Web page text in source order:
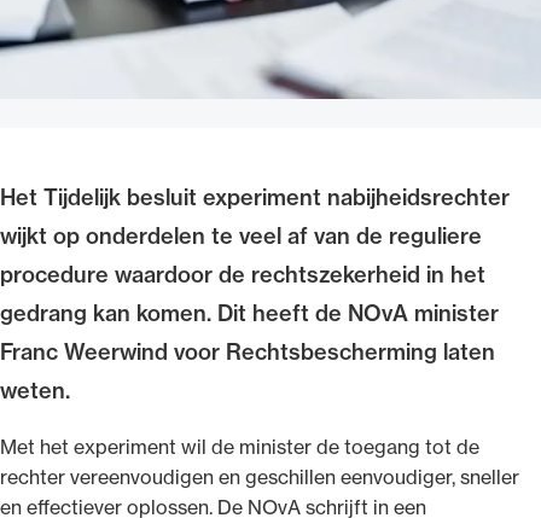
Het Tijdelijk besluit experiment nabijheidsrechter
wijkt op onderdelen te veel af van de reguliere
procedure waardoor de rechtszekerheid in het
gedrang kan komen. Dit heeft de NOvA minister
Franc Weerwind voor Rechtsbescherming laten
weten.
Met het experiment wil de minister de toegang tot de
rechter vereenvoudigen en geschillen eenvoudiger, sneller
en effectiever oplossen. De NOvA schrijft in een
de advocatuur (Voda) en de Regeling op de
advocatuur (Roda).
Ondersteuning voor advocaten bij hun